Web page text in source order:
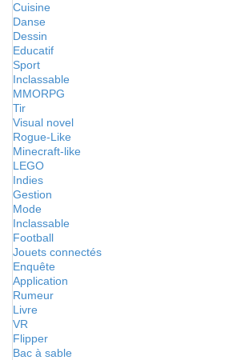
Cuisine
Danse
Dessin
Educatif
Sport
Inclassable
MMORPG
Tir
Visual novel
Rogue-Like
Minecraft-like
LEGO
Indies
Gestion
Mode
Inclassable
Football
Jouets connectés
Enquête
Application
Rumeur
Livre
VR
Flipper
Bac à sable